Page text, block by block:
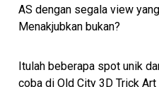
AS dengan segala view
Menakjubkan bukan?
Itulah beberapa spot unik
coba di Old City 3D Trick